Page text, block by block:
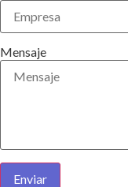
Mensaje
Enviar